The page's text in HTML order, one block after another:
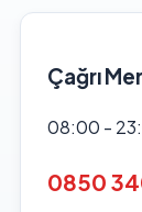
Çağrı
08:00 -
0850